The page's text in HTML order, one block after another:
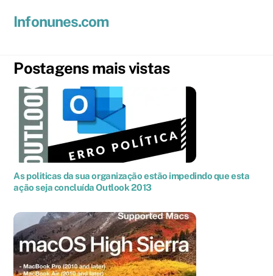
Infonunes.com
Postagens mais vistas
As politicas da sua organização estão impedindo que esta
ação seja concluída Outlook 2013